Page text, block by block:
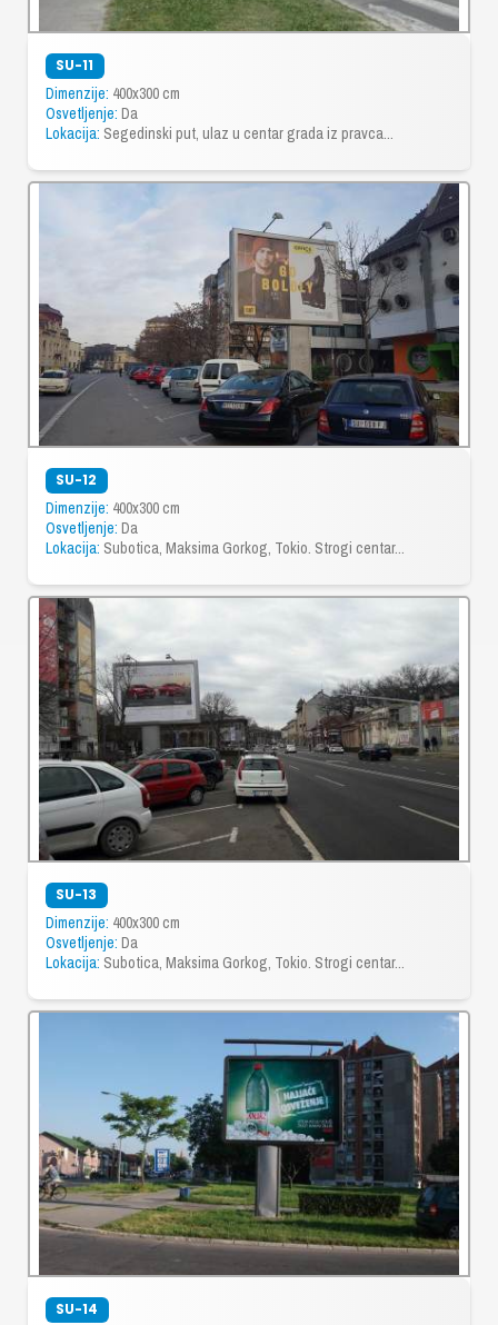
SU-11
Dimenzije: 400x300 cm
Osvetljenje: Da
Lokacija: Segedinski put, ulaz u centar grada iz pravca...
SU-12
Dimenzije: 400x300 cm
Osvetljenje: Da
Lokacija: Subotica, Maksima Gorkog, Tokio. Strogi centar...
SU-13
Dimenzije: 400x300 cm
Osvetljenje: Da
Lokacija: Subotica, Maksima Gorkog, Tokio. Strogi centar...
SU-14